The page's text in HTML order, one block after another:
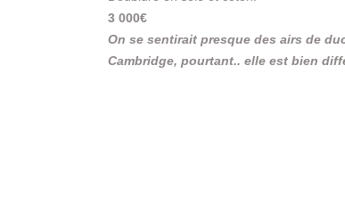
3 000€
On se sentirait presque des airs de
Cambridge, pourtant.. elle est bien